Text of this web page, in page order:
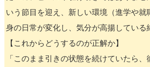
いう節目を迎え、新しい環境（進学や就
身の日常が変化し、気分が高揚している
【これからどうするのが正解か】
「このまま引きの状態を続けていたら